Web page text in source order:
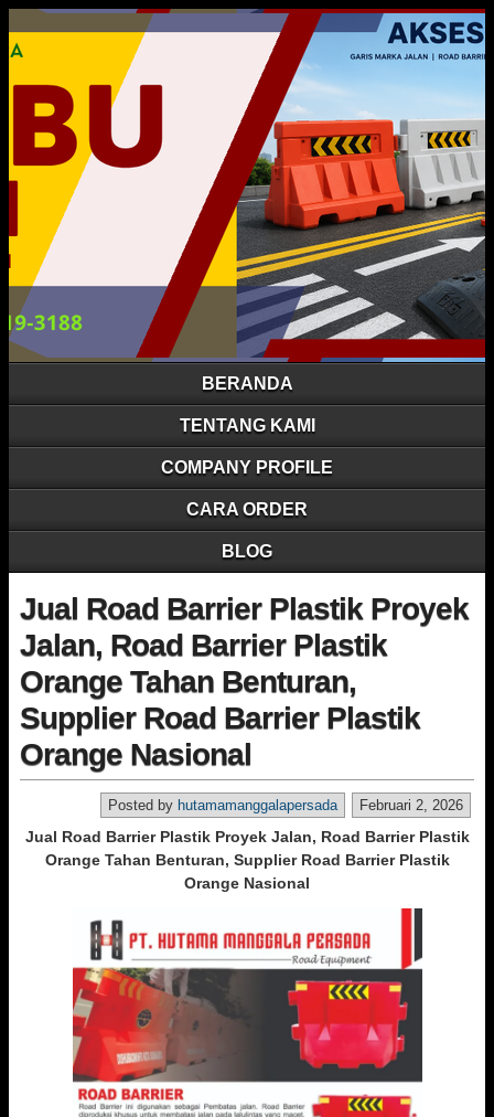
BERANDA
TENTANG KAMI
COMPANY PROFILE
CARA ORDER
BLOG
Jual Road Barrier Plastik Proyek
Jalan, Road Barrier Plastik
Orange Tahan Benturan,
Supplier Road Barrier Plastik
Orange Nasional
Februari 2, 2026
Posted by hutamamanggalapersada
Jual Road Barrier Plastik Proyek Jalan, Road Barrier Plastik
Orange Tahan Benturan, Supplier Road Barrier Plastik
Orange Nasional